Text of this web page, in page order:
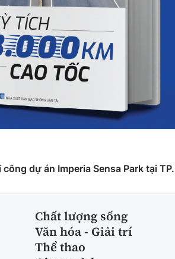
dự án Imperia Sensa Park tại
Chất lượng sống
Văn hóa - Giải trí
Thể thao